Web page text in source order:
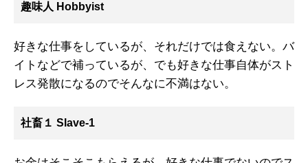
趣味人 Hobbyist
好きな仕事をしているが、それだけでは食えない。バ
イトなどで補っているが、でも好きな仕事自体がスト
レス発散になるのでそんなに不満はない。
社畜１ Slave-1